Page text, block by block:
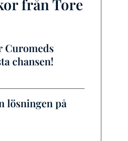
från Tore
Curomeds
chansen!
lösningen på